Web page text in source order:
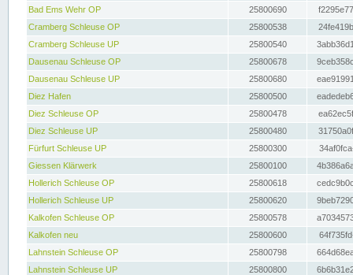
Bad Ems Wehr OP
25800690
Cramberg Schleuse OP
25800538
Cramberg Schleuse UP
25800540
Dausenau Schleuse OP
25800678
Dausenau Schleuse UP
25800680
Diez Hafen
25800500
Diez Schleuse OP
25800478
Diez Schleuse UP
25800480
Fürfurt Schleuse UP
25800300
Giessen Klärwerk
25800100
Hollerich Schleuse OP
25800618
Hollerich Schleuse UP
25800620
Kalkofen Schleuse OP
25800578
Kalkofen neu
25800600
Lahnstein Schleuse OP
25800798
Lahnstein Schleuse UP
25800800